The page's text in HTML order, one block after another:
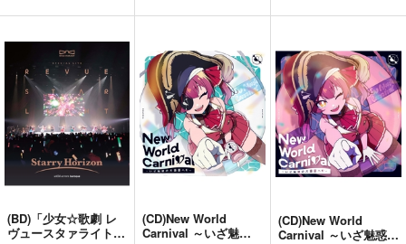
(BD)「少女☆歌劇 レ
ヴュースタァライト」
(CD)New World
Carnival ～いざ魅惑
(CD)New World
Carnival ～いざ魅惑の